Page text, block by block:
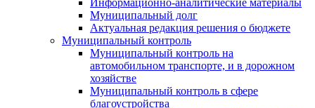
Информационно-аналитические материалы
Муниципальный долг
Актуальная редакция решения о бюджете
Муниципальный контроль
Муниципальный контроль на
автомобильном транспорте, и в дорожном
хозяйстве
Муниципальный контроль в сфере
благоустройства